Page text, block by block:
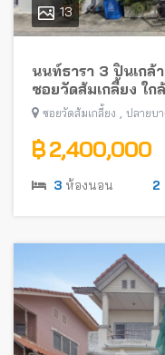
13
นนท์ธารา 3 ปิ่นเกล้
ซอยวัดส้มเกลี้ยง ใ
ซอยวัดส้มเกลี้ยง , ปลายบา
฿ 2,400,000
3 ห้องนอน 2